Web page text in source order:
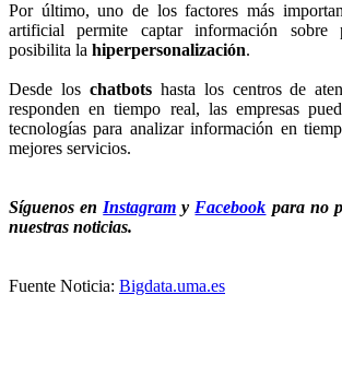
Por último, uno de los factores más
artificial permite captar información sobre
posibilita la hiperpersonalización.
Desde los chatbotshasta los centros de
responden en tiempo real, las empresas
tecnologías para analizar información en
mejores servicios.
Síguenos en Instagram y Facebook para no
nuestras noticias.
Fuente Noticia: Bigdata.uma.es